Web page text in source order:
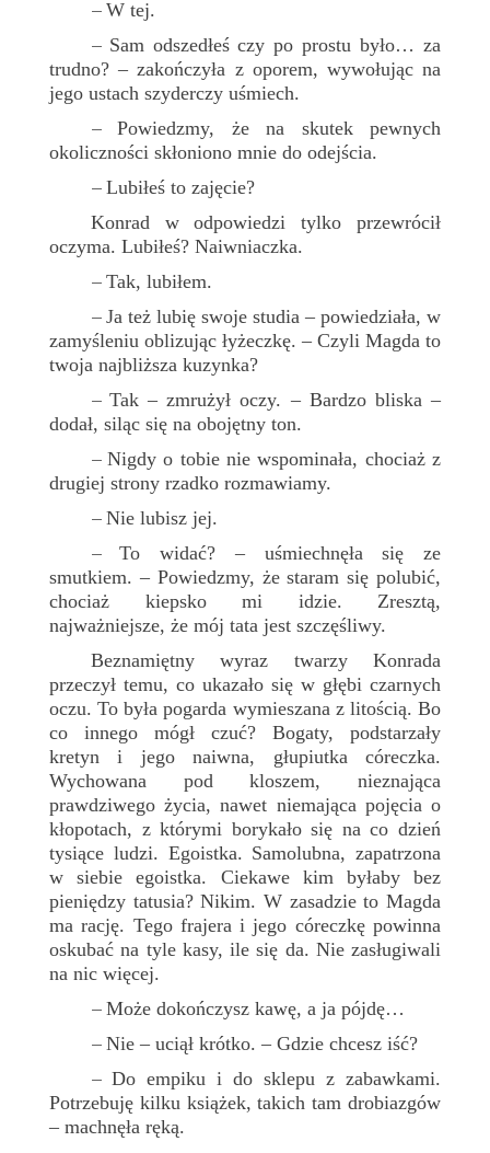
– W tej.
– Sam odszedłeś czy po prostu było… za
trudno? – zakończyła z oporem, wywołując na
jego ustach szyderczy uśmiech.
–Powiedzmy, że na skutek pewnych
okoliczności skłoniono mnie do odejścia.
– Lubiłeś to zajęcie?
Konrad w odpowiedzi tylko przewrócił
oczyma. Lubiłeś? Naiwniaczka.
– Tak, lubiłem.
– Ja też lubię swoje studia – powiedziała, w
zamyśleniu oblizując łyżeczkę. – Czyli Magda to
twoja najbliższa kuzynka?
– Tak – zmrużył oczy. – Bardzo bliska –
dodał, siląc się na obojętny ton.
–Nigdy o tobie nie wspominała, chociaż z
drugiej strony rzadko rozmawiamy.
– Nie lubisz jej.
–To widać? – uśmiechnęła się ze
smutkiem. – Powiedzmy, że staram się polubić,
chociaż kiepsko mi idzie. Zresztą,
najważniejsze, że mój tata jest szczęśliwy.
Beznamiętny wyraz twarzy Konrada
przeczył temu, co ukazało się w głębi czarnych
oczu. To była pogarda wymieszana z litością. Bo
co innego mógł czuć? Bogaty, podstarzały
kretyn i jego naiwna, głupiutka córeczka.
Wychowana pod kloszem, nieznająca
prawdziwego życia, nawet niemająca pojęcia o
kłopotach, z którymi borykało się na co dzień
tysiące ludzi. Egoistka. Samolubna, zapatrzona
w siebie egoistka. Ciekawe kim byłaby bez
pieniędzy tatusia? Nikim. W zasadzie to Magda
ma rację. Tego frajera i jego córeczkę powinna
oskubać na tyle kasy, ile się da. Nie zasługiwali
na nic więcej.
– Może dokończysz kawę, a ja pójdę…
– Nie – uciął krótko. – Gdzie chcesz iść?
– Do empiku i do sklepu z zabawkami.
Potrzebuję kilku książek, takich tam drobiazgów
– machnęła ręką.